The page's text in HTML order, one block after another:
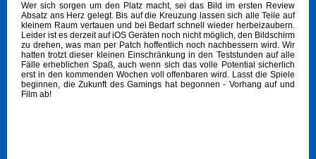
Wer sich sorgen um den Platz macht, sei das Bild im ersten Review
Absatz ans Herz gelegt. Bis auf die Kreuzung lassen sich alle Teile auf
kleinem Raum vertauen und bei Bedarf schnell wieder herbeizaubern.
Leider ist es derzeit auf iOS Geräten noch nicht möglich, den Bildschirm
zu drehen, was man per Patch hoffentlich noch nachbessern wird. Wir
hatten trotzt dieser kleinen Einschränkung in den Teststunden auf alle
Fälle erheblichen Spaß, auch wenn sich das volle Potential sicherlich
erst in den kommenden Wochen voll offenbaren wird. Lasst die Spiele
beginnen, die Zukunft des Gamings hat begonnen - Vorhang auf und
Film ab!